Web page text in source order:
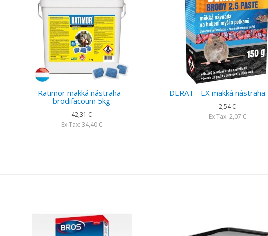
Ratimor mäkká nástraha -
brodifacoum 5kg
42,31 €
Ex Tax: 34,40 €
DERAT - EX mäkká
2,54 €
Ex Tax: 2,07 €